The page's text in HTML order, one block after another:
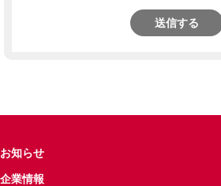
送信する
お知らせ
企業情報